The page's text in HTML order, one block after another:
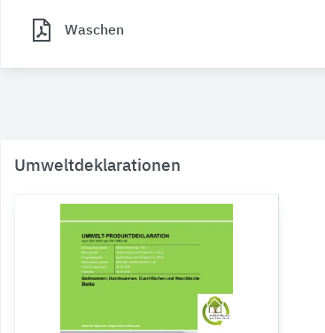
Waschen
Umweltdeklarationen